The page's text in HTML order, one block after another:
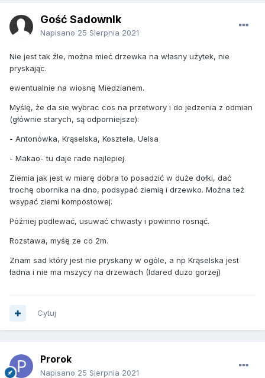
Gość SadownIk
Napisano 25 Sierpnia 2021
Nie jest tak źle, można mieć drzewka na własny użytek, nie
pryskając.
ewentualnie na wiosnę Miedzianem.
Myślę, że da sie wybrac cos na przetwory i do jedzenia z odmian
(głównie starych, są odporniejsze):
- Antonówka, Krąselska, Kosztela, Uelsa
- Makao- tu daje rade najlepiej.
Ziemia jak jest w miarę dobra to posadzić w duże dołki, dać
trochę obornika na dno, podsypać ziemią i drzewko. Można też
wsypać ziemi kompostowej.
Później podlewać, usuwać chwasty i powinno rosnąć.
Rozstawa, myśę ze co 2m.
Znam sad który jest nie pryskany w ogóle, a np Krąselska jest
ładna i nie ma mszycy na drzewach (Idared duzo gorzej)
Cytuj
Prorok
Napisano 25 Sierpnia 2021